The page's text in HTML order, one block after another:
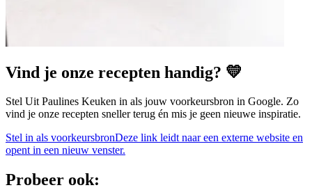
Vind je onze recepten handig? 💛
Stel Uit Paulines Keuken in als jouw voorkeursbron in Google. Zo
vind je onze recepten sneller terug én mis je geen nieuwe inspiratie.
Stel in als voorkeursbronDeze link leidt naar een externe website en
opent in een nieuw venster.
Probeer ook: